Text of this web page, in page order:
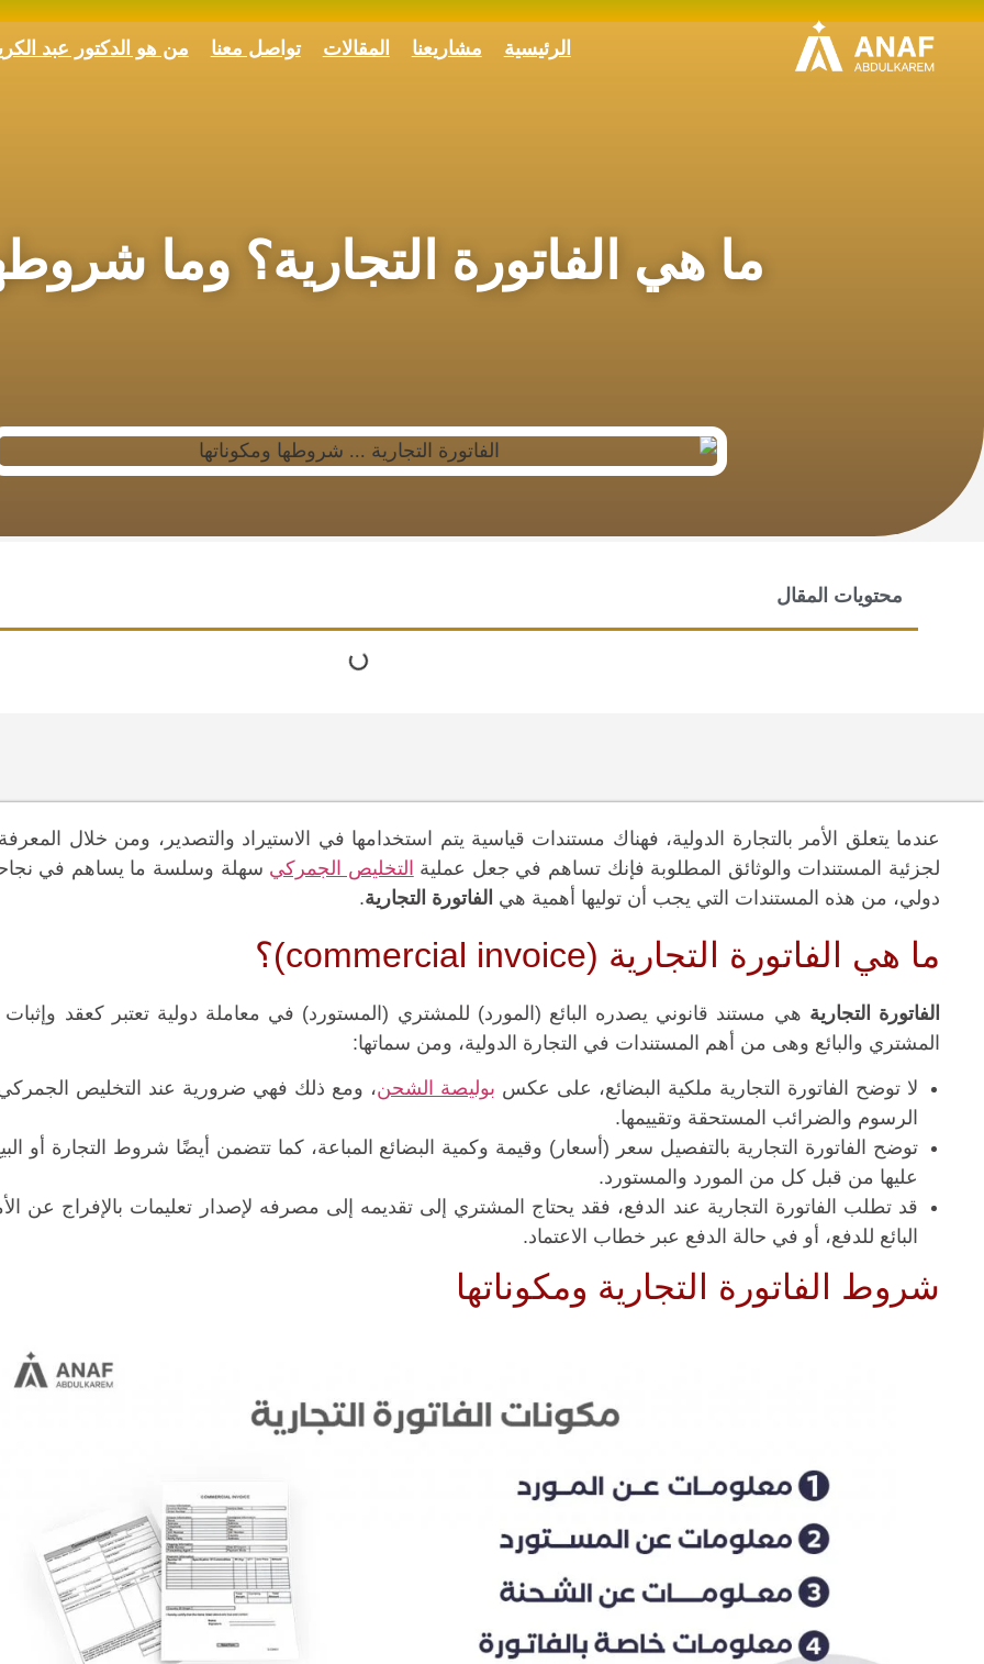
الرئيسية مشاريعنا المقالات تواصل معنا من هو الدكتور عبد
ما هي الفاتورة التجارية؟ وما
محتويات المقال
عندما يتعلق الأمر بالتجارة الدولية، فهناك مستندات قياسية يتم استخدامها في الاستيراد والتصدير، ومن خلال المعرفة
لجزئية المستندات والوثائق المطلوبة فإنك تساهم في جعل عملية التخليص الجمركي سهلة وسلسة ما يساهم في
دولي، من هذه المستندات التي يجب أن توليها أهمية هي الفاتورة التجارية.
ما هي الفاتورة التجارية (commercial invoice)؟
الفاتورة التجارية هي مستند قانوني يصدره البائع (المورد) للمشتري (المستورد) في معاملة دولية تعتبر كعقد وإثبات
المشتري والبائع وهى من أهم المستندات في التجارة الدولية، ومن سماتها:
لا توضح الفاتورة التجارية ملكية البضائع، على عكس بوليصة الشحن، ومع ذلك فهي ضرورية عند التخليص
الرسوم والضرائب المستحقة وتقييمها.
توضح الفاتورة التجارية بالتفصيل سعر (أسعار) وقيمة وكمية البضائع المباعة، كما تتضمن أيضًا شروط التجارة أو
عليها من قبل كل من المورد والمستورد.
قد تطلب الفاتورة التجارية عند الدفع، فقد يحتاج المشتري إلى تقديمه إلى مصرفه لإصدار تعليمات بالإفراج عن
البائع للدفع، أو في حالة الدفع عبر خطاب الاعتماد.
شروط الفاتورة التجارية ومكوناتها